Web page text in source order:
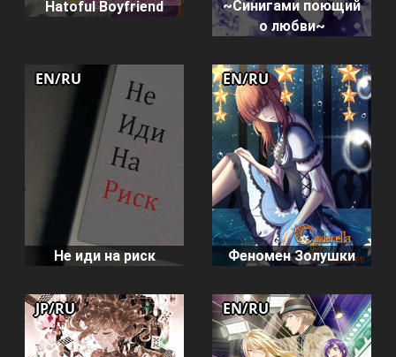
Hatoful Boyfriend
~Синигами поющий
о любви~
Не иди на риск
EN/RU
Феномен Золушки
EN/RU
JP/RU EN/RU